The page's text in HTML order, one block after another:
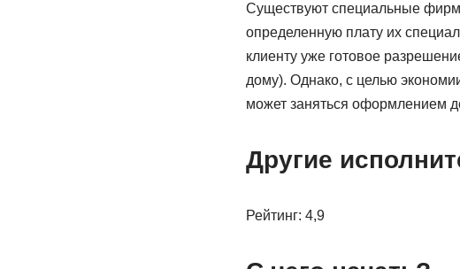
Существуют специальные
определенную плату их
клиенту уже готовое
дому). Однако, с целью
может заняться оформлением
Другие
Рейтинг: 4,9